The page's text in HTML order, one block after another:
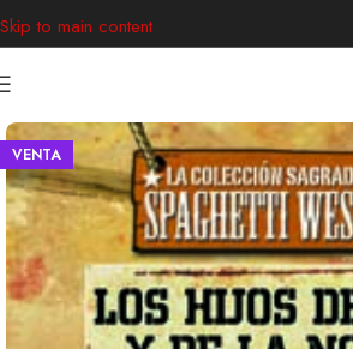
Skip to main content
VENTA